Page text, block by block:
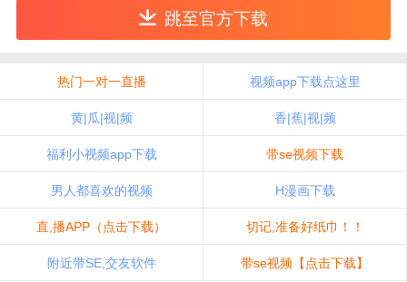
跳至官方下载
热门一对一直播 视频app下载点这里
黄|瓜|视|频 香|蕉|视|频
福利小视频app下载 带se视频下载
男人都喜欢的视频 H漫画下载
直,播APP（点击下载） 切记,准备好纸巾！！
附近带SE,交友软件 带se视频【点击下载】